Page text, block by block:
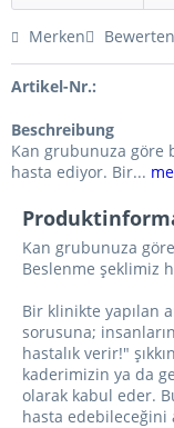
Merken Bewerten
Artikel-Nr.:
Beschreibung
Kan grubunuza göre
hasta ediyor. Bir...
Kan grubunuza
Beslenme şeklimiz
Bir klinikte yapılan
sorusuna;
hastalık verir!"
kaderimizin ya da
olarak kabul eder.
hasta edebileceğini